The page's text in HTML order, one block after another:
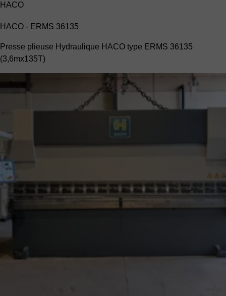
HACO
HACO - ERMS 36135
Presse plieuse Hydraulique HACO type ERMS 36135
(3,6mx135T)